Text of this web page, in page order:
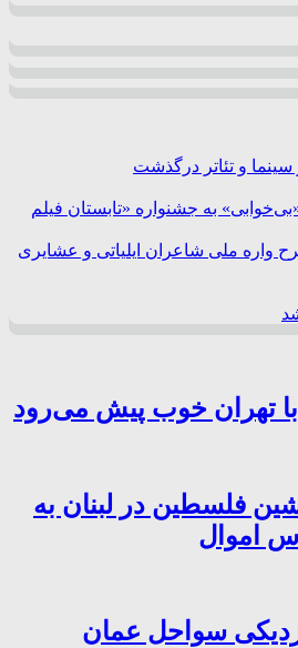
سینما و تئاتر درگذشت
«بی‌خوابی» به جشنواره «تابستان فیلم
واره ملی شاعران ایلیاتی و عشایری
تهران خوب پیش می‌رود
فلسطین در لبنان به
اموال
سواحل عمان